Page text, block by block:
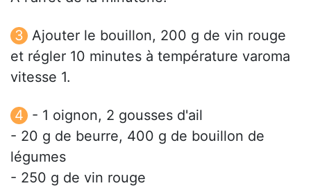
Ajouter le bouillon, 200 g de vin rouge
et régler 10 minutes à température varoma
vitesse 1.
- 1 oignon, 2 gousses d'ail
- 20 g de beurre, 400 g de bouillon de
légumes
- 250 g de vin rouge